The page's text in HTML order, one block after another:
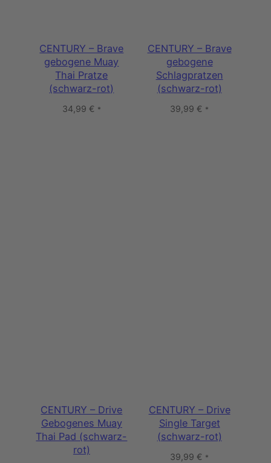
CENTURY – Brave
gebogene Muay
Thai Pratze
(schwarz-rot)
34,99 € *
CENTURY – Brave
gebogene
Schlagpratzen
(schwarz-rot)
39,99 € *
CENTURY – Drive
Gebogenes Muay
Thai Pad (schwarz-
rot)
CENTURY – Drive
Single Target
(schwarz-rot)
39,99 € *